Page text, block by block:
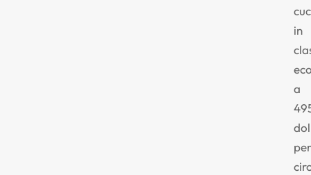
in
a
per